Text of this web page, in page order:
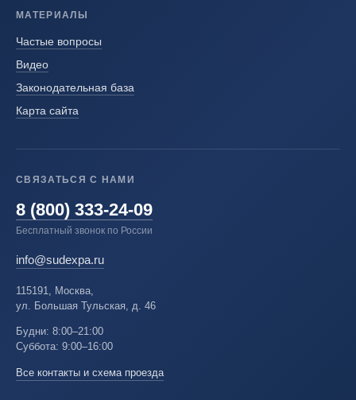
МАТЕРИАЛЫ
Частые вопросы
Видео
Законодательная база
Карта сайта
СВЯЗАТЬСЯ С НАМИ
8 (800) 333-24-09
Бесплатный звонок по России
info@sudexpa.ru
115191, Москва,
ул. Большая Тульская, д. 46
Будни: 8:00–21:00
Суббота: 9:00–16:00
Все контакты и схема проезда